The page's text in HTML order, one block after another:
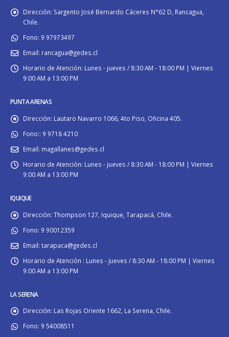
Dirección: Sargento José Bernardo Cáceres N°62 D, Rancagua,
Chile.
Fono: 9 97973497
Email: rancagua@gedes.cl
Horario de Atención: Lunes - jueves / 8:30 AM - 18:00 PM | Viernes
9:00 AM a 13:00 PM
PUNTA ARENAS
Dirección: Lautaro Navarro 1066, 4to Piso, Oficina 405.
Fono:: 9 9718 4210
Email: magallanes@gedes.cl
Horario de Atención: Lunes - jueves / 8:30 AM - 18:00 PM | Viernes
9:00 AM a 13:00 PM
IQUIQUE
Dirección: Thompson 127, Iquique, Tarapacá, Chile.
Fono: 9 90012359
Email: tarapaca@gedes.cl
Horario de Atención : Lunes - jueves / 8:30 AM - 18:00 PM | Viernes
9:00 AM a 13:00 PM
LA SERENA
Dirección: Las Rojas Oriente 1662, La Serena, Chile.
Fono: 9 54008511